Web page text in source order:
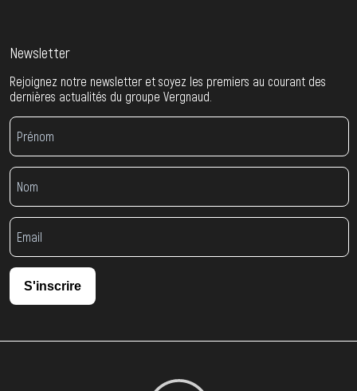
Newsletter
Rejoignez notre newsletter et soyez les premiers au courant des
dernières actualités du groupe Vergnaud.
S'inscrire